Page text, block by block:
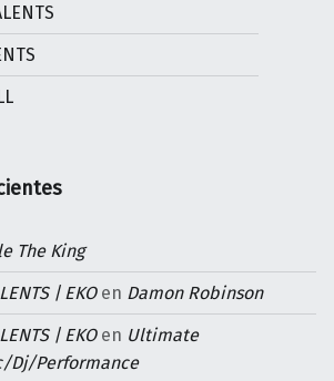
The King
| EKOen Damon Robinson
| EKOen Ultimate
Dj/Performance